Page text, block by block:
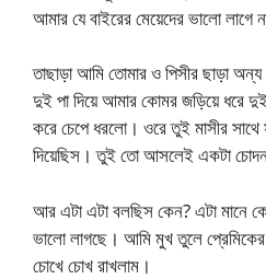
আমার যে বাইরের মেয়েদের ভালো লাগে
তাছাড়া আমি তোমার ও পিসীর ছাড়া
দুই পা দিয়ে আমার কোমর জড়িয়ে ধরে
করে চেপে ধরলো। ওরে তুই মাসীর সাথে
দিয়েছিস। তুই তো আসলেই একটা
আর এটা এটা বলছিস কেন? এটা মানে
ভালো লাগছে। আমি মুখ তুলে প্রেমিকের
চোখে চোখ রাখলাম।